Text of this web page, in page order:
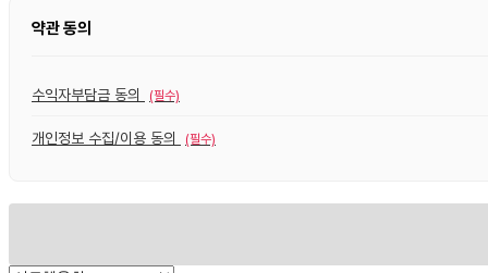
약관 동의
수익자부담금 동의 (필수)
개인정보 수집/이용 동의 (필수)